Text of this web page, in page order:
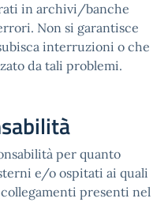
in archivi/banche
Non si garantisce
interruzioni o che
da tali problemi.
per quanto
e/o ospitati ai quali
presenti nel